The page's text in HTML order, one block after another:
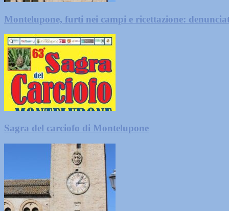
Montelupone, furti nei campi e ricettazione:
Sagra del carciofo di Montelupone